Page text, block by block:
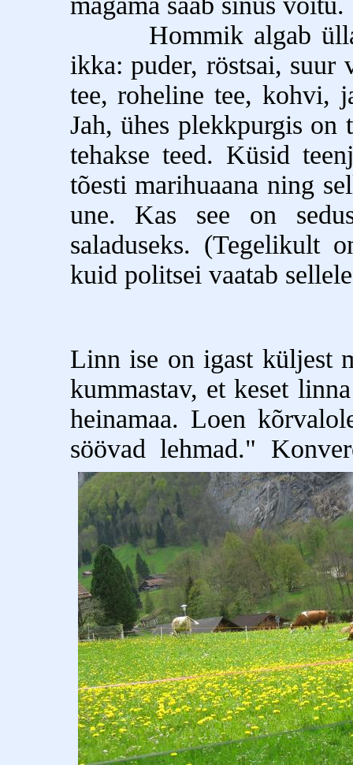
Hommik algab
ikka: puder, röstsai,
tee, roheline tee, kohvi,
Jah, ühes plekkpurgis on
tehakse teed. Küsid
tõesti marihuaana ning
une. Kas see on
saladuseks. (Tegelikult
kuid politsei vaatab
Linn ise on igast küljest
kummastav, et keset
heinamaa. Loen
söövad lehmad."